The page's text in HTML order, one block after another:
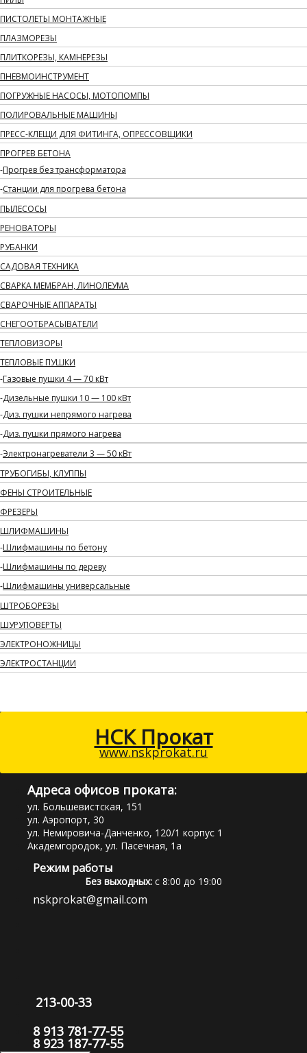
ПИСТОЛЕТЫ МОНТАЖНЫЕ
ПЛАЗМОРЕЗЫ
ПЛИТКОРЕЗЫ, КАМНЕРЕЗЫ
ПНЕВМОИНСТРУМЕНТ
ПОГРУЖНЫЕ НАСОСЫ, МОТОПОМПЫ
ПОЛИРОВАЛЬНЫЕ МАШИНЫ
ПРЕСС-КЛЕЩИ ДЛЯ ФИТИНГА, ОПРЕССОВЩИКИ
ПРОГРЕВ БЕТОНА
Прогрев без трансформатора
Станции для прогрева бетона
ПЫЛЕСОСЫ
РЕНОВАТОРЫ
РУБАНКИ
САДОВАЯ ТЕХНИКА
СВАРКА МЕМБРАН, ЛИНОЛЕУМА
СВАРОЧНЫЕ АППАРАТЫ
СНЕГООТБРАСЫВАТЕЛИ
ТЕПЛОВИЗОРЫ
ТЕПЛОВЫЕ ПУШКИ
Газовые пушки 4 — 70 кВт
Дизельные пушки 10 — 100 кВт
Диз. пушки непрямого нагрева
Диз. пушки прямого нагрева
Электронагреватели 3 — 50 кВт
ТРУБОГИБЫ, КЛУППЫ
ФЕНЫ СТРОИТЕЛЬНЫЕ
ФРЕЗЕРЫ
ШЛИФМАШИНЫ
Шлифмашины по бетону
Шлифмашины по дереву
Шлифмашины универсальные
ШТРОБОРЕЗЫ
ШУРУПОВЕРТЫ
ЭЛЕКТРОНОЖНИЦЫ
ЭЛЕКТРОСТАНЦИИ
НСК Прокат
www.nskprokat.ru
Адреса офисов проката:
ул. Большевистская, 151
ул. Аэропорт, 30
ул. Немировича-Данченко, 120/1 корпус 1
Академгородок, ул. Пасечная, 1а
Режим работы
Без выходных: с 8:00 до 19:00
nskprokat@gmail.com
213-00-33
8 913 781-77-55
8 923 187-77-55